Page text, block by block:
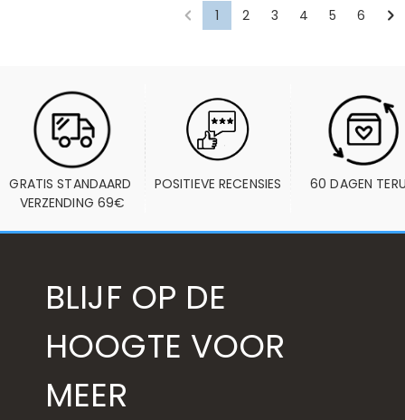
1 2 3 4 5 6
GRATIS STANDAARD
VERZENDING 69€
POSITIEVE RECENSIES 60 DAGEN
BLIJF OP DE
HOOGTE VOOR
MEER